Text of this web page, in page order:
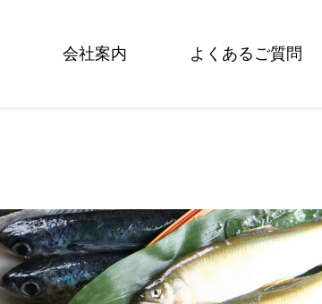
会社案内 よくあるご質問